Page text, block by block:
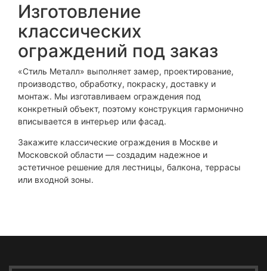
Изготовление
классических
ограждений под заказ
«Стиль Металл» выполняет замер, проектирование,
производство, обработку, покраску, доставку и
монтаж. Мы изготавливаем ограждения под
конкретный объект, поэтому конструкция гармонично
вписывается в интерьер или фасад.
Закажите классические ограждения в Москве и
Московской области — создадим надежное и
эстетичное решение для лестницы, балкона, террасы
или входной зоны.